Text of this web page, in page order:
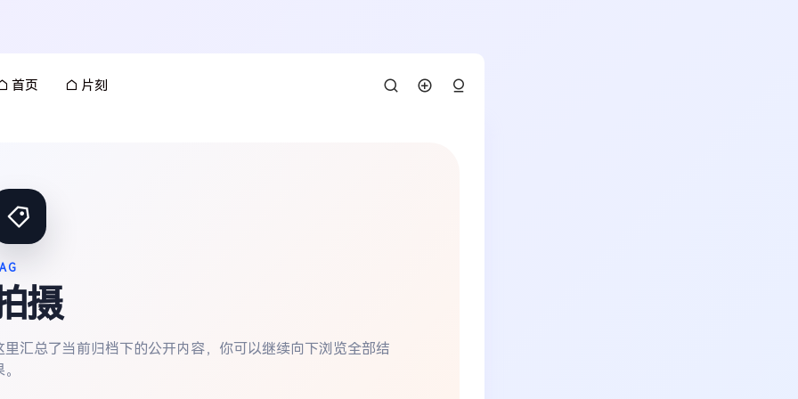
首页 片刻
摄
里汇总了当前归档下的公开内容，你可以继续向下浏览全部结